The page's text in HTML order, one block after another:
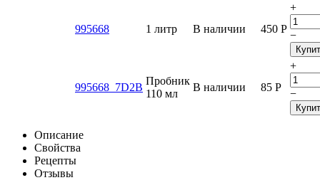
995668 1 литр В наличии 450 Р
+
−
995668_7D2B
Пробник
110 мл
В наличии 85 Р
+
−
Описание
Свойства
Рецепты
Отзывы